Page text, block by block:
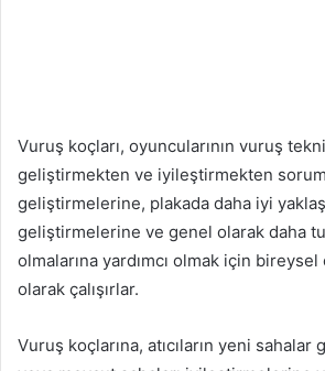
Vuruş koçları, oyuncularının vuruş
geliştirmekten ve iyileştirmekten
geliştirmelerine, plakada daha iyi
geliştirmelerine ve genel olarak daha
olmalarına yardımcı olmak için
olarak çalışırlar.
Vuruş koçlarına, atıcıların yeni